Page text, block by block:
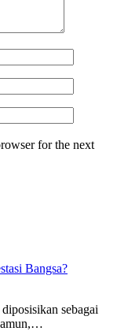
for the next
Bangsa?
sebagai